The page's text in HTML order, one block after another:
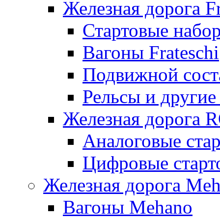
Железная дорога
Стартовые
Вагоны Frateschi
Подвижной
Рельсы и
Железная дорога
Аналоговые
Цифровые
Железная дорога
Вагоны Mehano